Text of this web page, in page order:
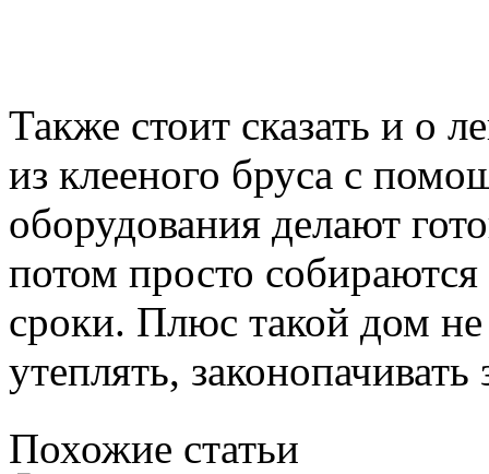
Также стоит сказать и о
из клееного бруса с
оборудования делают
потом просто
сроки. Плюс такой дом
утеплять, законопачивать
Похожие статьи